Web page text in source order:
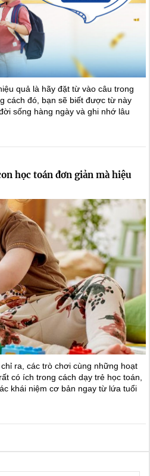
quả là hãy đặt từ vào câu trong
cách đó, bạn sẽ biết được từ này
sống hàng ngày và ghi nhớ lâu
học toán đơn giản mà hiệu
ra, các trò chơi cùng những hoạt
có ích trong cách dạy trẻ học toán,
khái niệm cơ bản ngay từ lứa tuổi